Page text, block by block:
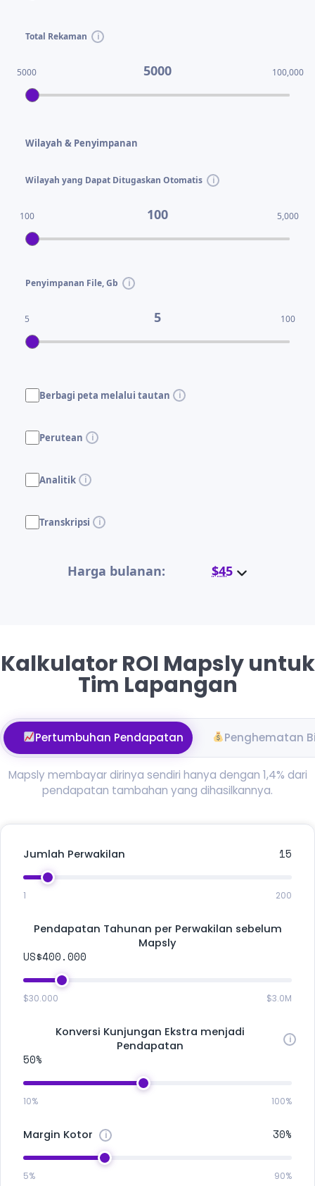
Total Rekaman
5000 5000 100,000
Wilayah & Penyimpanan
Wilayah yang Dapat Ditugaskan Otomatis
100 100 5,000
Penyimpanan File, Gb
5 5 100
Berbagi peta melalui tautan
Perutean
Analitik
Transkripsi
Harga bulanan: $45
Kalkulator ROI Mapsly untuk
Tim Lapangan
Pertumbuhan Pendapatan Penghematan
Mapsly membayar dirinya sendiri hanya dengan 1,4% dari
pendapatan tambahan yang dihasilkannya.
Jumlah Perwakilan 15
1 200
Pendapatan Tahunan per Perwakilan sebelum
Mapsly
US$400.000
$30.000 $3.0M
Konversi Kunjungan Ekstra menjadi
Pendapatan
50%
10% 100%
Margin Kotor 30%
5% 90%